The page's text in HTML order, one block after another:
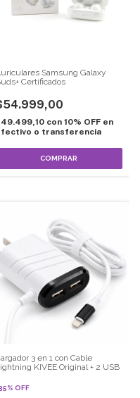
Samsung Galaxy
Certificados
con 10% OFF en
o transferencia
COMPRAR
3 en 1 con Cable
KIVEE Original + 2 USB
% OFF